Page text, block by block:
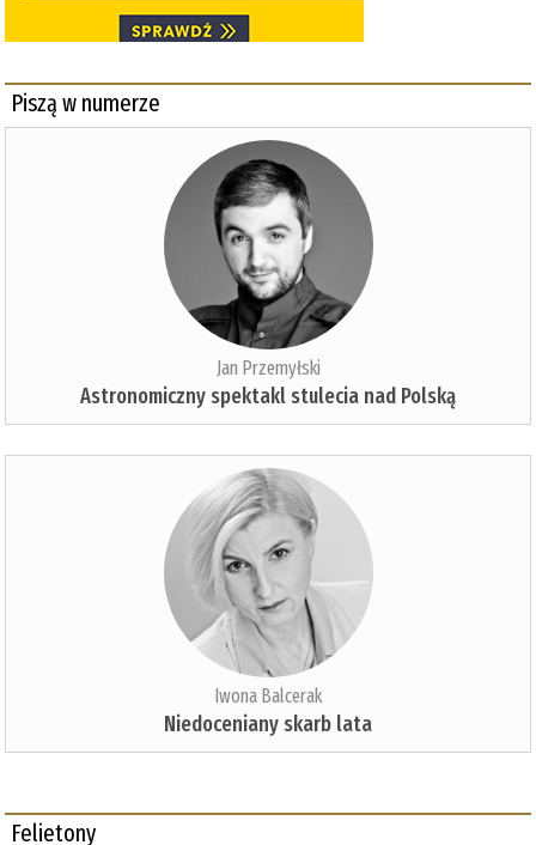
Piszą w numerze
Jan Przemyłski
Astronomiczny spektakl stulecia nad Polską
Iwona Balcerak
Niedoceniany skarb lata
Felietony